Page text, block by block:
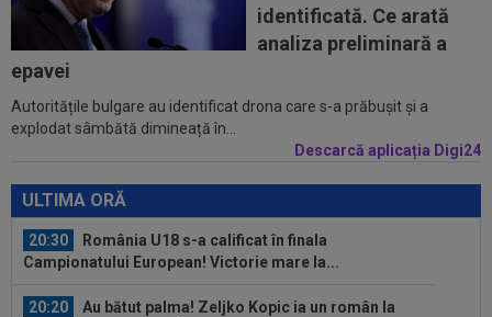
identificată. Ce arată
analiza preliminară a
epavei
Autoritățile bulgare au identificat drona care s-a prăbușit și a
explodat sâmbătă dimineață în...
Descarcă aplicația Digi24
ULTIMA ORĂ
Dinamo - FC Voluntari LIVE VIDEO, 21:30, la
DGS 1. ECHIPELE. Egalitate de...
19:57
Ce se întâmplă cu ultimul jucător transferat de
Dinamo la meciul cu FC Voluntari
au câștigat la Ovidiu, în urma unui meci...
20:30
România U18 s-a calificat în finala
Campionatului European! Victorie mare la...
20:20
Au bătut palma! Zeljko Kopic ia un român la